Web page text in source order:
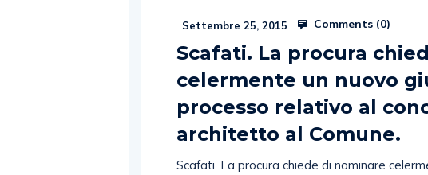
Settembre 25, 2015 Comments (0)
Scafati. La procura
celermente un nuovo
processo relativo al
architetto al Comune.
Scafati. La procura chiede di nominare